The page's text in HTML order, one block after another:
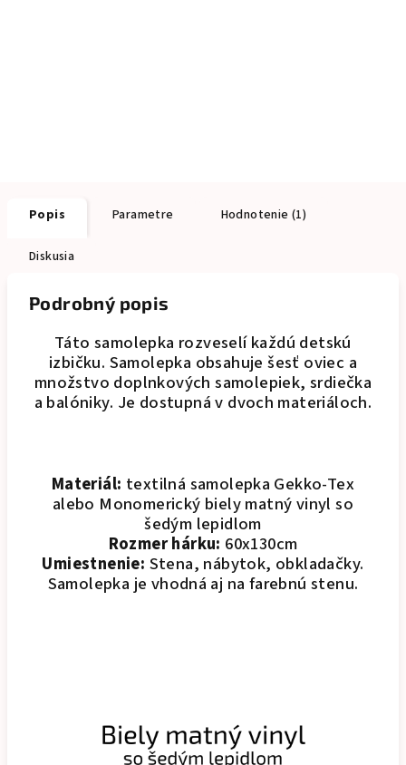
Popis Parametre Hodnotenie (1)
Diskusia
Podrobný popis
Táto samolepka rozveselí každú detskú
izbičku. Samolepka obsahuje šesť oviec a
množstvo doplnkových samolepiek, srdiečka
a balóniky. Je dostupná v dvoch materiáloch.
Materiál: textilná samolepka Gekko-Tex
alebo Monomerický biely matný vinyl so
šedým lepidlom
Rozmer hárku: 60x130cm
Umiestnenie: Stena, nábytok, obkladačky.
Samolepka je vhodná aj na farebnú stenu.